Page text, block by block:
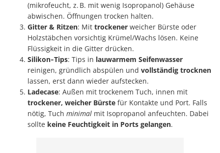
(mikrofeucht, z. B. mit wenig Isopropanol) Gehäuse
abwischen. Öffnungen trocken halten.
Gitter & Ritzen: Mit trockener weicher Bürste oder
Holzstäbchen vorsichtig Krümel/Wachs lösen. Keine
Flüssigkeit in die Gitter drücken.
Silikon‑Tips: Tips in lauwarmem Seifenwasser
reinigen, gründlich abspülen und vollständig trocknen
lassen, erst dann wieder aufstecken.
Ladecase: Außen mit trockenem Tuch, innen mit
trockener, weicher Bürste für Kontakte und Port. Falls
nötig, Tuch minimal mit Isopropanol anfeuchten. Dabei
sollte keine Feuchtigkeit in Ports gelangen.